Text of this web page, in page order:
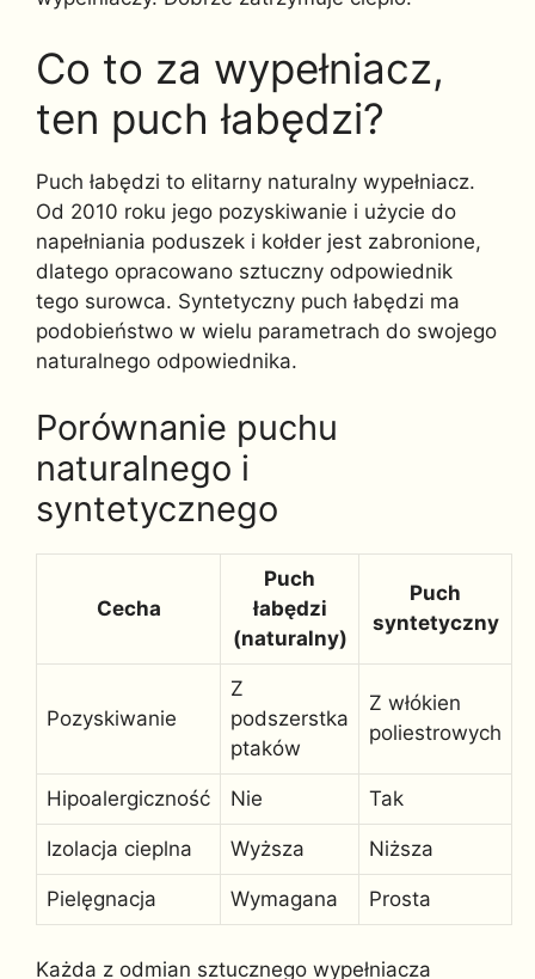
Co to za wypełniacz,
ten puch łabędzi?
Puch łabędzi to elitarny naturalny wypełniacz.
Od 2010 roku jego pozyskiwanie i użycie do
napełniania poduszek i kołder jest zabronione,
dlatego opracowano sztuczny odpowiednik
tego surowca. Syntetyczny puch łabędzi ma
podobieństwo w wielu parametrach do swojego
naturalnego odpowiednika.
Porównanie puchu
naturalnego i
syntetycznego
Cecha
Puch
łabędzi
(naturalny)
Puch
syntetyczny
Pozyskiwanie
Z
podszerstka
ptaków
Z włókien
poliestrowych
Hipoalergiczność Nie Tak
Izolacja cieplna Wyższa Niższa
Pielęgnacja Wymagana Prosta
Każda z odmian sztucznego wypełniacza